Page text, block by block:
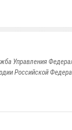
Управления
Российской